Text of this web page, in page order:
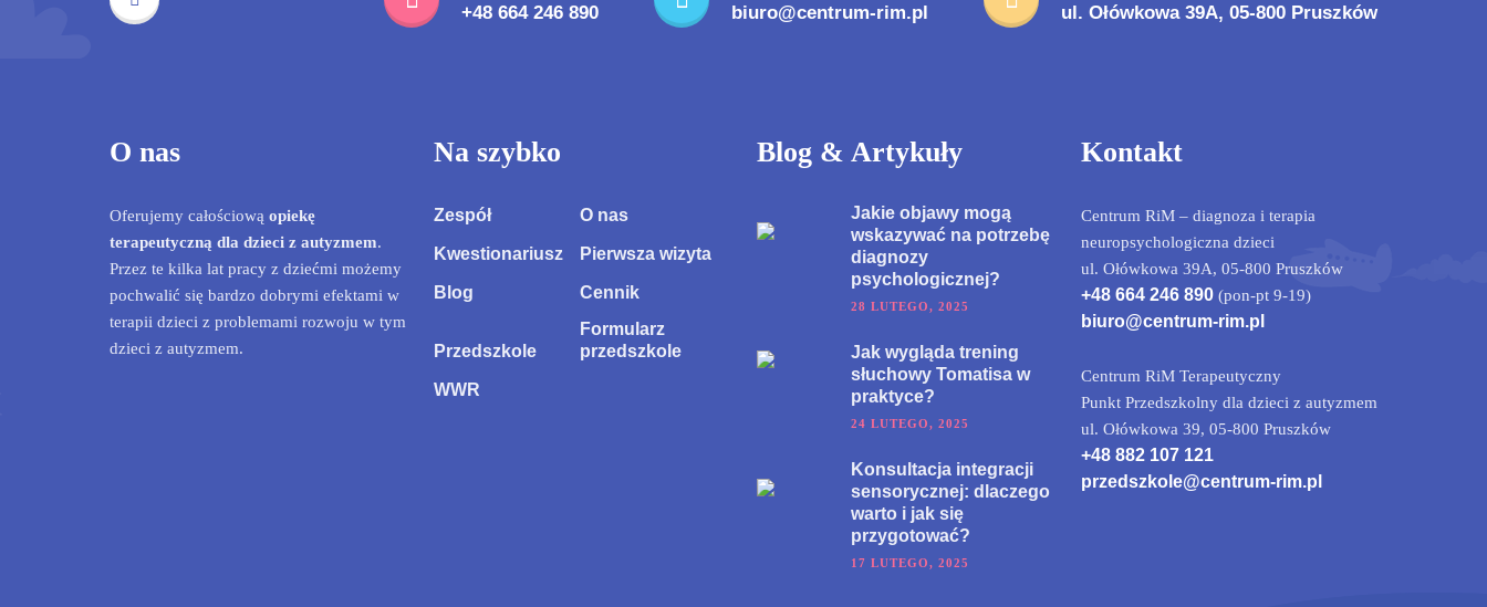
+48 664 246 890 biuro@centrum-rim.pl ul. Ołówkowa 39A, 05-800 Pruszków
O nas
Oferujemy całościową opiekę
terapeutyczną dla dzieci z autyzmem.
Przez te kilka lat pracy z dziećmi możemy
pochwalić się bardzo dobrymi efektami w
terapii dzieci z problemami rozwoju w tym
dzieci z autyzmem.
Na szybko
Zespół O nas
Kwestionariusz Pierwsza wizyta
Blog Cennik
Przedszkole
Formularz
przedszkole
WWR
Blog & Artykuły
Jakie objawy mogą
wskazywać na potrzebę
diagnozy
psychologicznej?
28 LUTEGO, 2025
Jak wygląda trening
słuchowy Tomatisa w
praktyce?
24 LUTEGO, 2025
Konsultacja integracji
sensorycznej: dlaczego
warto i jak się
przygotować?
17 LUTEGO, 2025
Kontakt
Centrum RiM – diagnoza i terapia
neuropsychologiczna dzieci
ul. Ołówkowa 39A, 05-800 Pruszków
+48 664 246 890(pon-pt 9-19)
biuro@centrum-rim.pl
Centrum RiM Terapeutyczny
Punkt Przedszkolny dla dzieci z autyzmem
ul. Ołówkowa 39, 05-800 Pruszków
+48 882 107 121
przedszkole@centrum-rim.pl